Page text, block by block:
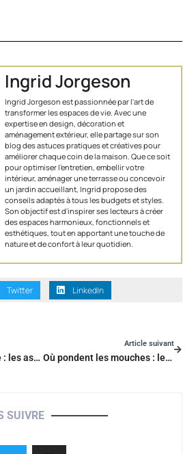
Ingrid Jorgeson
Ingrid Jorgeson est passionnée par l'art de
transformer les espaces de vie. Avec une
expertise en design, décoration et
aménagement extérieur, elle partage sur son
blog des astuces pratiques et créatives pour
améliorer chaque coin de la maison. Que ce soit
pour optimiser l’entretien, embellir votre
intérieur, aménager une terrasse ou concevoir
un jardin accueillant, Ingrid propose des
conseils adaptés à tous les budgets et styles.
Son objectif est d'inspirer ses lecteurs à créer
des espaces harmonieux, fonctionnels et
esthétiques, tout en apportant une touche de
nature et de confort à leur quotidien.
Twitter LinkedIn
Petit vers d’humidité : les astuces naturelles pour les éliminer rapidement
Article suivant
Où pondent les mouches : les nids sont-ils cachés dans votre maison ?
SUIVRE